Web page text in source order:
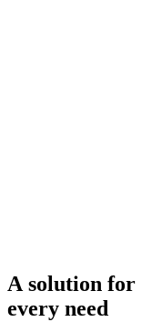
A solution for
every need